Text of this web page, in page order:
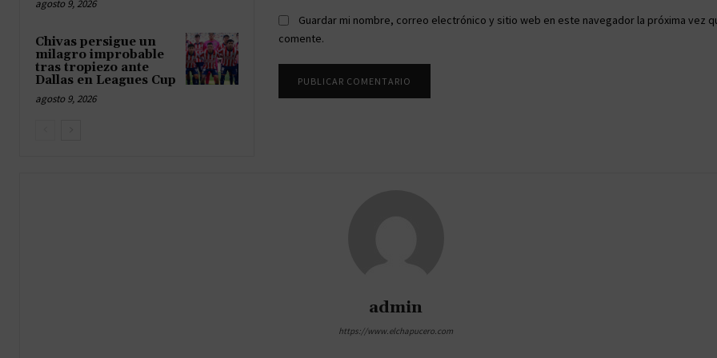
agosto 9, 2026
Chivas persigue un
milagro improbable
tras tropiezo ante
Dallas en Leagues Cup
agosto 9, 2026
Guardar mi nombre, correo electrónico y sitio web en este navegador la próxima vez
comente.
admin
https://www.elchapucero.com